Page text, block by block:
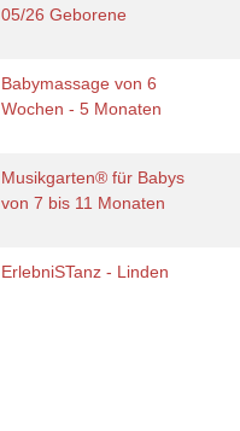
05/26 Geborene
Babymassage von 6
Wochen - 5 Monaten
Musikgarten® für Babys
von 7 bis 11 Monaten
ErlebniSTanz - Linden